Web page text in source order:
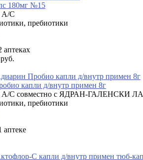
180мг №15
А/С
пребиотики
аптеках
капли д/внутр примен 8г
А/С совместно с ЯДРАН-ГАЛЕНСКИ
пребиотики
аптеке